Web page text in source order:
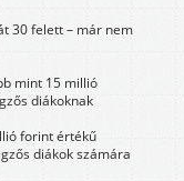
30 felett – már nem
mint 15 millió
diákoknak
forint értékű
diákok számára